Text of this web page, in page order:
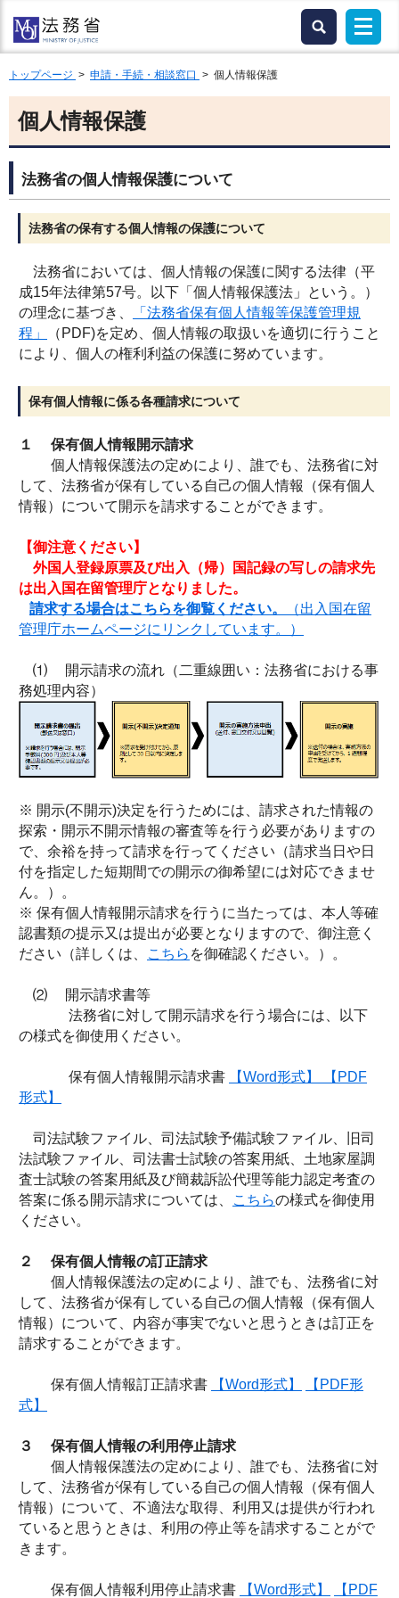
トップページ > 申請・手続・相談窓口 > 個人情報保護
個人情報保護
法務省の個人情報保護について
法務省の保有する個人情報の保護について
法務省においては、個人情報の保護に関する法律（平
成15年法律第57号。以下「個人情報保護法」という。）
の理念に基づき、
「法務省保有個人情報等保護管理規
程」
（PDF)を定め、個人情報の取扱いを適切に行うこと
により、個人の権利利益の保護に努めています。
保有個人情報に係る各種請求について
１ 保有個人情報開示請求
個人情報保護法の定めにより、誰でも、法務省に対
して、法務省が保有している自己の個人情報（保有個人
情報）について開示を請求することができます。
【御注意ください】
外国人登録原票及び出入（帰）国記録の写しの請求先
は出入国在留管理庁となりました。
請求する場合はこちらを御覧ください。
（出入国在留
管理庁ホームページにリンクしています。）
⑴ 開示請求の流れ（二重線囲い：法務省における事
務処理内容）
※ 開示(不開示)決定を行うためには、請求された情報の
探索・開示不開示情報の審査等を行う必要がありますの
で、余裕を持って請求を行ってください（請求当日や日
付を指定した短期間での開示の御希望には対応できませ
ん。）。
※ 保有個人情報開示請求を行うに当たっては、本人等確
認書類の提示又は提出が必要となりますので、御注意く
ださい（詳しくは、
こちら を御確認ください。）。
⑵ 開示請求書等
法務省に対して開示請求を行う場合には、以下
の様式を御使用ください。
保有個人情報開示請求書 【Word形式】
【PDF
形式】
司法試験ファイル、司法試験予備試験ファイル、旧司
法試験ファイル、司法書士試験の答案用紙、土地家屋調
査士試験の答案用紙及び簡裁訴訟代理等能力認定考査の
答案に係る開示請求については、
こちらの様式を御使用
ください。
２ 保有個人情報の訂正請求
個人情報保護法の定めにより、誰でも、法務省に対
して、法務省が保有している自己の個人情報（保有個人
情報）について、内容が事実でないと思うときは訂正を
請求することができます。
保有個人情報訂正請求書 【Word形式】
【PDF形
式】
３ 保有個人情報の利用停止請求
個人情報保護法の定めにより、誰でも、法務省に対
して、法務省が保有している自己の個人情報（保有個人
情報）について、不適法な取得、利用又は提供が行われ
ていると思うときは、利用の停止等を請求することがで
きます。
保有個人情報利用停止請求書 【Word形式】 【PDF